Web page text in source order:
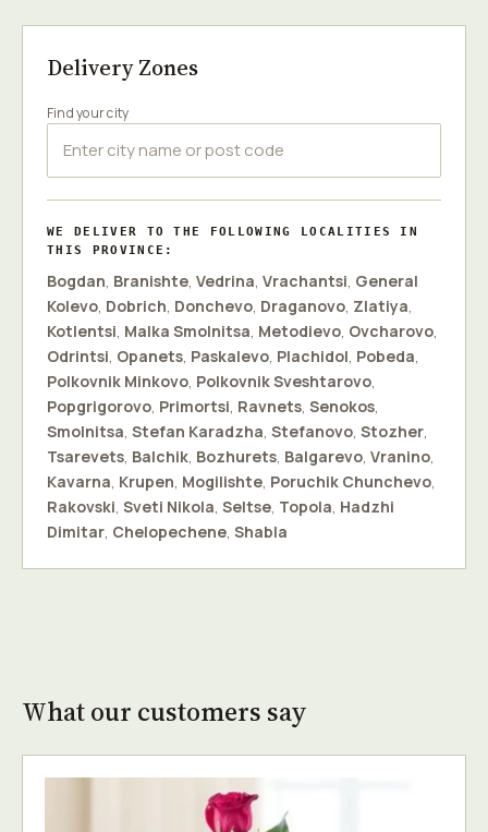
Delivery Zones
Find your city
WE DELIVER TO THE FOLLOWING LOCALITIES IN
THIS PROVINCE:
Bogdan, Branishte, Vedrina, Vrachantsi, General
Kolevo, Dobrich, Donchevo, Draganovo, Zlatiya,
Kotlentsi, Malka Smolnitsa, Metodievo, Ovcharovo,
Odrintsi, Opanets, Paskalevo, Plachidol, Pobeda,
Polkovnik Minkovo, Polkovnik Sveshtarovo,
Popgrigorovo, Primortsi, Ravnets, Senokos,
Smolnitsa, Stefan Karadzha, Stefanovo, Stozher,
Tsarevets, Balchik, Bozhurets, Balgarevo, Vranino,
Kavarna, Krupen, Mogilishte, Poruchik Chunchevo,
Rakovski, Sveti Nikola, Seltse, Topola, Hadzhi
Dimitar, Chelopechene, Shabla
What our customers say